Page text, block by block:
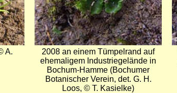
A.
2008 an einem Tümpelrand auf
ehemaligem Industriegelände in
Bochum-Hamme (Bochumer
Botanischer Verein, det. G. H.
Loos, © T. Kasielke)